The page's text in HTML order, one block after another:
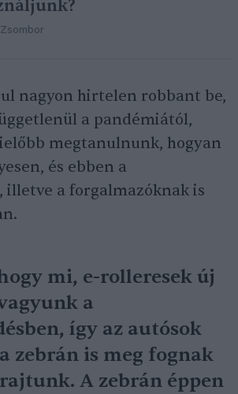
nagyon hirtelen robbant be,
a pandémiától,
megtanulnunk, hogyan
és ebben a
illetve a forgalmazóknak is
mi, e-rolleresek új
a
így az autósok
zebrán is meg fognak
A zebrán éppen